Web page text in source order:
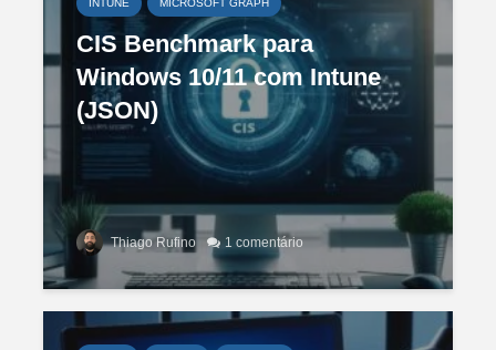
INTUNE MICROSOFT GRAPH
CIS Benchmark para
Windows 10/11 com Intune
(JSON)
Thiago Rufino 1 comentário